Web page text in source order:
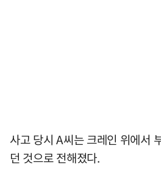
사고 당시 A씨는 크레인 위에서
던 것으로 전해졌다.